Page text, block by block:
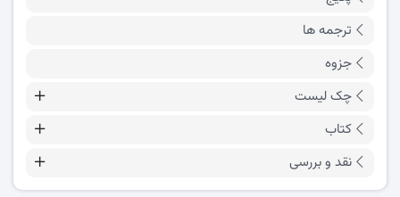
ترجمه ها
جزوه
چک لیست
کتاب
نقد و بررسی